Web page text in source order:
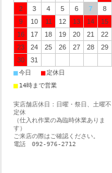
2
3 4 5 6 7
8
9
10 11 12 13 14
15
16
17 18 19 20 21
22
23
24 25 26 27 28
29
30
31
■今日 ■定休日
■ 14時まで営業
実店舗店休日：日曜・祭日、土曜不
定休
（仕入れ作業の為臨時休業ありま
す）
ご来店の際はご確認ください。
電話 092-976-2712